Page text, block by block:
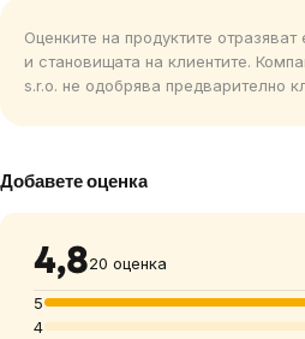
Оценките на продуктите
и становищата на клиентите.
s.r.o. не одобрява предварително
Добавете оценка
4,820 оценка
5
4